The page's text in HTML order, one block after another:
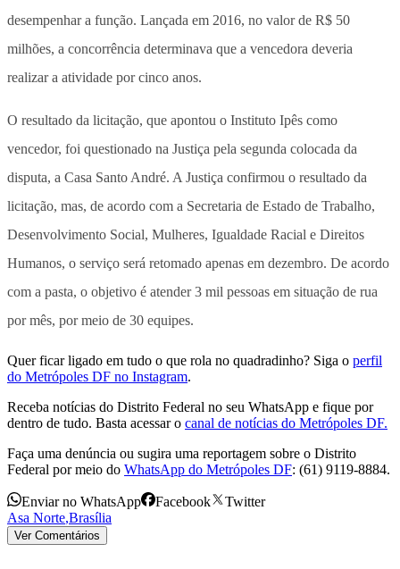
desempenhar a função. Lançada em 2016, no valor de R$ 50
milhões, a concorrência determinava que a vencedora deveria
realizar a atividade por cinco anos.
O resultado da licitação, que apontou o Instituto Ipês como
vencedor, foi questionado na Justiça pela segunda colocada da
disputa, a Casa Santo André. A Justiça confirmou o resultado da
licitação, mas, de acordo com a Secretaria de Estado de Trabalho,
Desenvolvimento Social, Mulheres, Igualdade Racial e Direitos
Humanos, o serviço será retomado apenas em dezembro. De acordo
com a pasta, o objetivo é atender 3 mil pessoas em situação de rua
por mês, por meio de 30 equipes.
Quer ficar ligado em tudo o que rola no quadradinho? Siga o perfil
do Metrópoles DF no Instagram.
Receba notícias do Distrito Federal no seu WhatsApp e fique por
dentro de tudo. Basta acessar o canal de notícias do Metrópoles DF.
Faça uma denúncia ou sugira uma reportagem sobre o Distrito
Federal por meio do WhatsApp do Metrópoles DF: (61) 9119-8884.
Enviar no WhatsApp Facebook
Twitter
Asa Norte,Brasília
Ver Comentários